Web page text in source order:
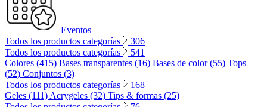
Eventos
Todos los productos categorías
306
Todos los productos categorías
541
Colores (415) Bases transparentes (16) Bases de color (55) Tops
(52) Conjuntos (3)
Todos los productos categorías
168
Geles (111) Acrygeles (32) Tips & formas (25)